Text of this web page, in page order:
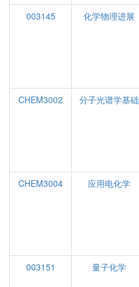
003145
化学物理进展
CHEM3002
分子光谱学基础
CHEM3004
应用电化学
003151
量子化学